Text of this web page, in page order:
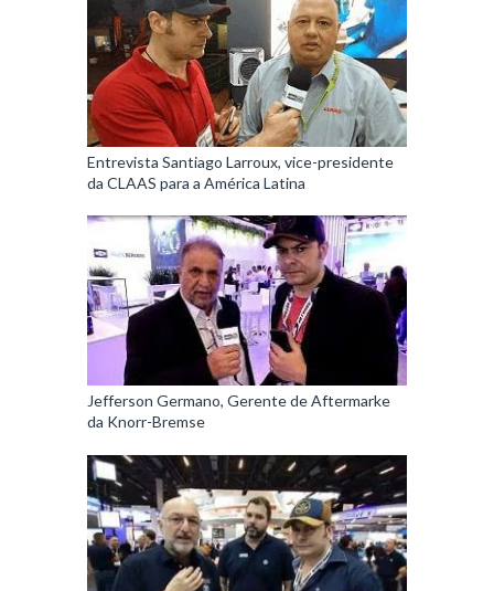
Entrevista Santiago Larroux, vice-presidente
da CLAAS para a América Latina
Jefferson Germano, Gerente de Aftermarke
da Knorr-Bremse